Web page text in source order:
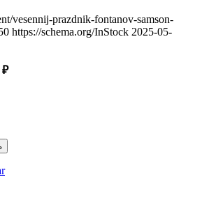
vesennij-prazdnik-fontanov-samson-
https://schema.org/InStock 2025-05-
₽